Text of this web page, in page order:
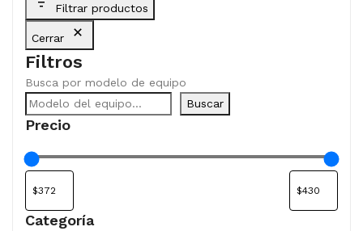
Filtrar productos
Cerrar
Filtros
Busca por modelo de equipo
Buscar
Precio
Categoría